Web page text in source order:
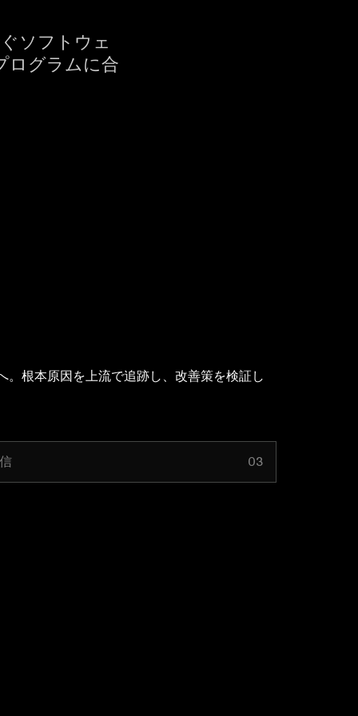
ソフトウェ
ログラムに合
。根本原因を上流で追跡し、改善策を検証し
03